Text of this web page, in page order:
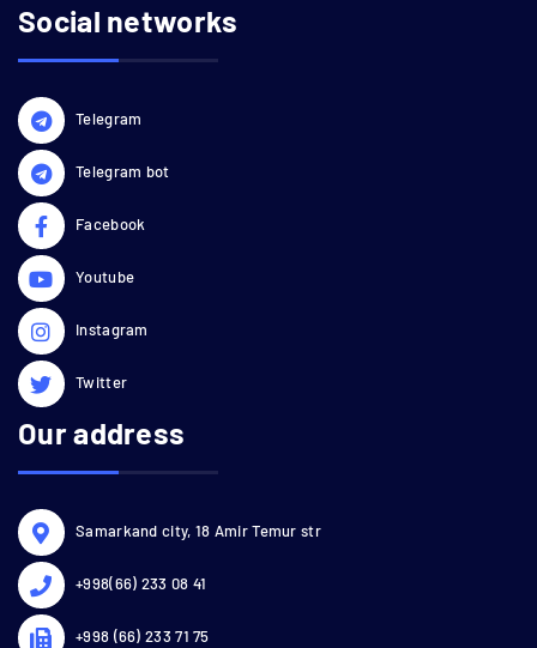
Social networks
Telegram
Telegram bot
Facebook
Youtube
Instagram
Twitter
Our address
Samarkand city, 18 Amir Temur str
+998(66) 233 08 41
+998 (66) 233 71 75